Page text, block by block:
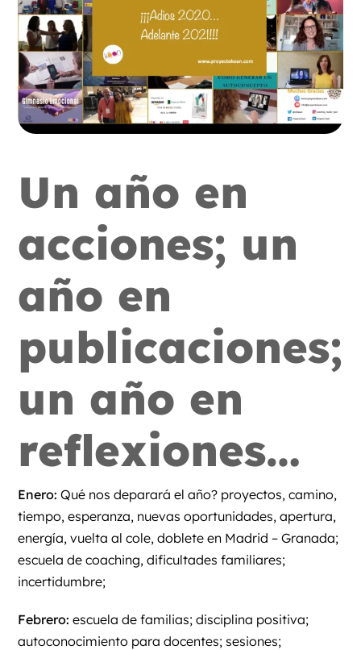
Un año en
acciones; un
año en
publicaciones;
un año en
reflexiones…
Enero: Qué nos deparará el año? proyectos, camino,
tiempo, esperanza, nuevas oportunidades, apertura,
energía, vuelta al cole, doblete en Madrid – Granada;
escuela de coaching, dificultades familiares;
incertidumbre;
Febrero: escuela de familias; disciplina positiva;
autoconocimiento para docentes; sesiones;